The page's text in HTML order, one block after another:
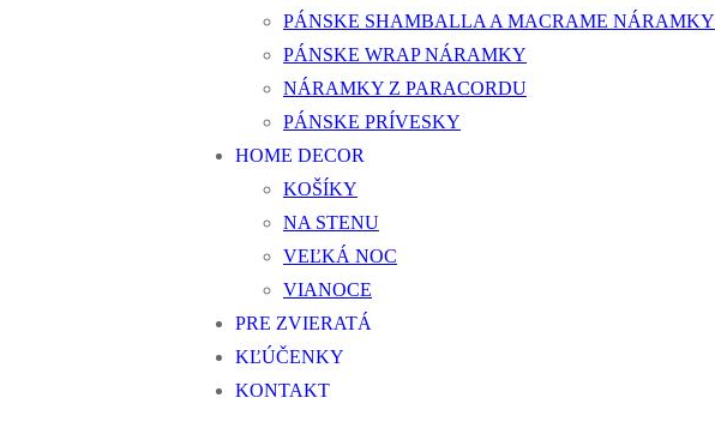
PÁNSKE SHAMBALLA A MACRAME NÁRAMKY
PÁNSKE WRAP NÁRAMKY
NÁRAMKY Z PARACORDU
PÁNSKE PRÍVESKY
HOME DECOR
KOŠÍKY
NA STENU
VEĽKÁ NOC
VIANOCE
PRE ZVIERATÁ
KĽÚČENKY
KONTAKT